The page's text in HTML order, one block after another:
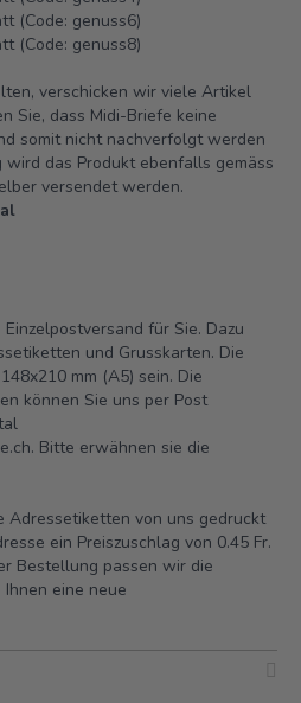
(Code: genuss6)
(Code: genuss8)
verschicken wir viele Artikel
Sie, dass Midi-Briefe keine
somit nicht nachverfolgt werden
wird das Produkt ebenfalls gemäss
versendet werden.
für Sie. Dazu
und Grusskarten. Die
mm (A5) sein. Die
können Sie uns per Post
Bitte erwähnen sie die
Adressetiketten von uns gedruckt
ein Preiszuschlag von 0.45 Fr.
Bestellung passen wir die
eine neue